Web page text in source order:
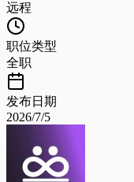
远程
职位类型
全职
发布日期
2026/7/5